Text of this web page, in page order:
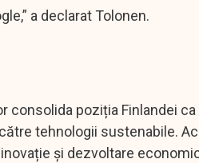
a declarat Tolonen.
consolida poziția Finlandei
tehnologii sustenabile.
și dezvoltare